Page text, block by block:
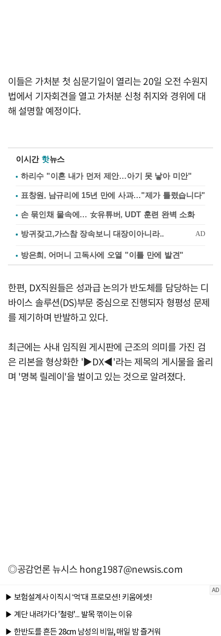
이들은 가처분 첫 심문기일이 열리는 20일 오전 수원지
법에서 기자회견을 열고 가처분 신청 취지와 경위에 대
해 설명할 예정이다.
이시간 핫뉴스
하리수 "이혼 내가 먼저 제안…아기 못 낳아 미안"
표창원, 남규리에 15년 만에 사과…"제가 틀렸습니다"
손 묶인채 물속에… 女유튜버, UDT 훈련 완벽 소화
방은희, 어머니 고독사에 오열 "이틀 만에 발견"
한편, DX직원들은 성과급 논의가 반도체를 담당하는 디
바이스 솔루션(DS)부문 중심으로 진행되자 형평성 문제
를 제기하며 반발하고 있다.
최근에는 사내 임직원 게시판에 근조의 의미를 가진 검
은 리본을 형상화한 '▶DX◀'라는 제목의 게시물을 올리
며 '명복 릴레이'을 벌이고 있는 것으로 알려졌다.
◎공감언론 뉴시스hong1987@newsis.com